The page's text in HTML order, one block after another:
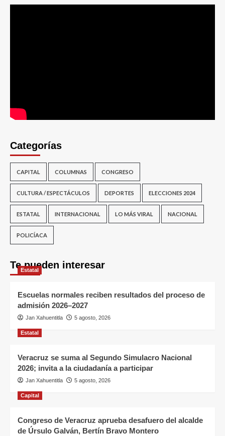
Categorías
CAPITAL COLUMNAS CONGRESO
CULTURA / ESPECTÁCULOS DEPORTES ELECCIONES 2024
ESTATAL INTERNACIONAL LO MÁS VIRAL NACIONAL
POLICÍACA
Te pueden interesar
Estatal
Escuelas normales reciben resultados del proceso de
admisión 2026–2027
Jan Xahuentitla 5 agosto, 2026
Estatal
Veracruz se suma al Segundo Simulacro Nacional
2026; invita a la ciudadanía a participar
Jan Xahuentitla 5 agosto, 2026
Capital
Congreso de Veracruz aprueba desafuero del alcalde
de Úrsulo Galván, Bertín Bravo Montero